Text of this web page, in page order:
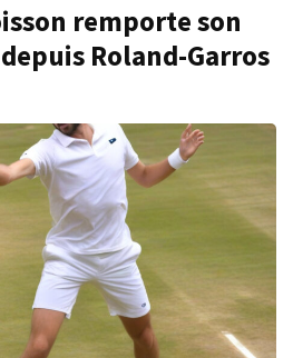
remporte son
Roland-Garros